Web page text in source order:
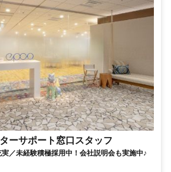
ーサポート窓口スタッフ
／未経験積極採用中！会社説明会も実施中♪